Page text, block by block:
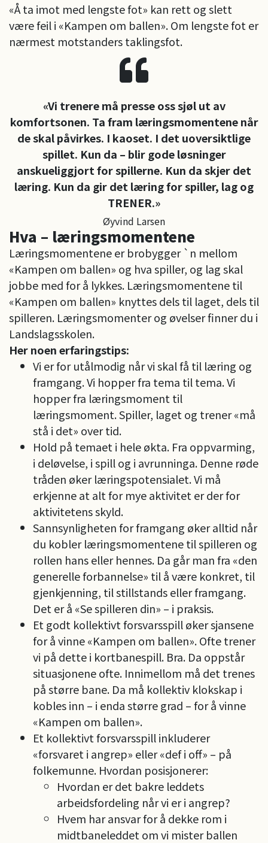
«Å ta imot med lengste fot» kan rett og slett
være feil i «Kampen om ballen». Om lengste fot er
nærmest motstanders taklingsfot.
«Vi trenere må presse oss sjøl ut av
komfortsonen. Ta fram læringsmomentene når
de skal påvirkes. I kaoset. I det uoversiktlige
spillet. Kun da – blir gode løsninger
anskueliggjort for spillerne. Kun da skjer det
læring. Kun da gir det læring for spiller, lag og
TRENER.»
Øyvind Larsen
Hva – læringsmomentene
Læringsmomentene er brobygger `n mellom
«Kampen om ballen» og hva spiller, og lag skal
jobbe med for å lykkes. Læringsmomentene til
«Kampen om ballen» knyttes dels til laget, dels til
spilleren. Læringsmomenter og øvelser finner du i
Landslagsskolen.
Her noen erfaringstips:
Vi er for utålmodig når vi skal få til læring og
framgang. Vi hopper fra tema til tema. Vi
hopper fra læringsmoment til
læringsmoment. Spiller, laget og trener «må
stå i det» over tid.
Hold på temaet i hele økta. Fra oppvarming,
i deløvelse, i spill og i avrunninga. Denne røde
tråden øker læringspotensialet. Vi må
erkjenne at alt for mye aktivitet er der for
aktivitetens skyld.
Sannsynligheten for framgang øker alltid når
du kobler læringsmomentene til spilleren og
rollen hans eller hennes. Da går man fra «den
generelle forbannelse» til å være konkret, til
gjenkjenning, til stillstands eller framgang.
Det er å «Se spilleren din» – i praksis.
Et godt kollektivt forsvarsspill øker sjansene
for å vinne «Kampen om ballen». Ofte trener
vi på dette i kortbanespill. Bra. Da oppstår
situasjonene ofte. Innimellom må det trenes
på større bane. Da må kollektiv klokskap i
kobles inn – i enda større grad – for å vinne
«Kampen om ballen».
Et kollektivt forsvarsspill inkluderer
«forsvaret i angrep» eller «def i off» – på
folkemunne. Hvordan posisjonerer:
Hvordan er det bakre leddets
arbeidsfordeling når vi er i angrep?
Hvem har ansvar for å dekke rom i
midtbaneleddet om vi mister ballen